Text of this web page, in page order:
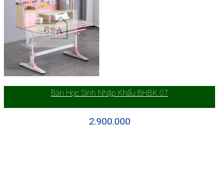
Bàn Học Sinh Nhập Khẩu BHBK 07
2.900.000